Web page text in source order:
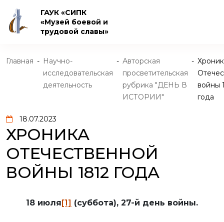
ГАУК «СИПК
«Музей боевой и
трудовой славы»
Главная - Научно-
исследовательская
деятельность
- Авторская
просветительская
рубрика "ДЕНЬ В
ИСТОРИИ"
-
войны
года
18.07.2023
ХРОНИКА
ОТЕЧЕСТВЕННОЙ
ВОЙНЫ 1812 ГОДА
18 июля[1] (суббота), 27-й день войны.